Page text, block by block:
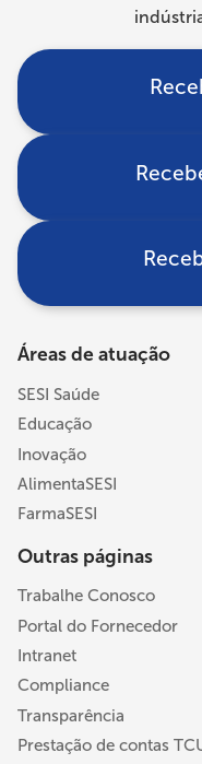
Áreas de atuação
SESI Saúde
Educação
Inovação
AlimentaSESI
FarmaSESI
Outras páginas
Trabalhe Conosco
Portal do Fornecedor
Intranet
Compliance
Transparência
Prestação de contas